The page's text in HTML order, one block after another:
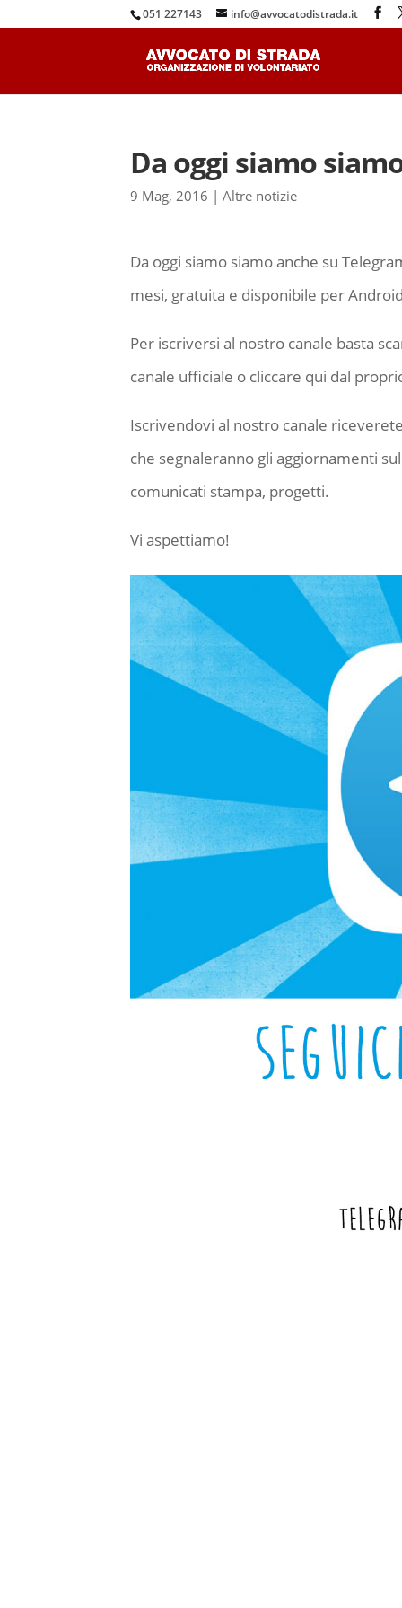
051 227143 info@avvocatodistrada.it
Da oggi siamo
9 Mag, 2016 | Altre notizie
Da oggi siamo siamo anche su
mesi, gratuita e disponibile per
Per iscriversi al nostro canale basta
canale ufficiale o cliccare qui dal
Iscrivendovi al nostro canale
che segnaleranno gli aggiornamenti
comunicati stampa, progetti.
Vi aspettiamo!